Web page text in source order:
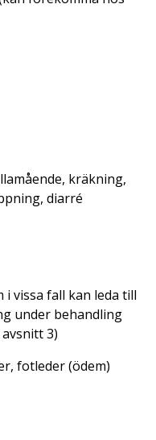
kräkning,
diarré
vissa fall kan leda till
under behandling
3)
fotleder (ödem)